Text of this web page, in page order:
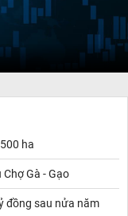
ha
Gà - Gạo
đồng sau nửa năm